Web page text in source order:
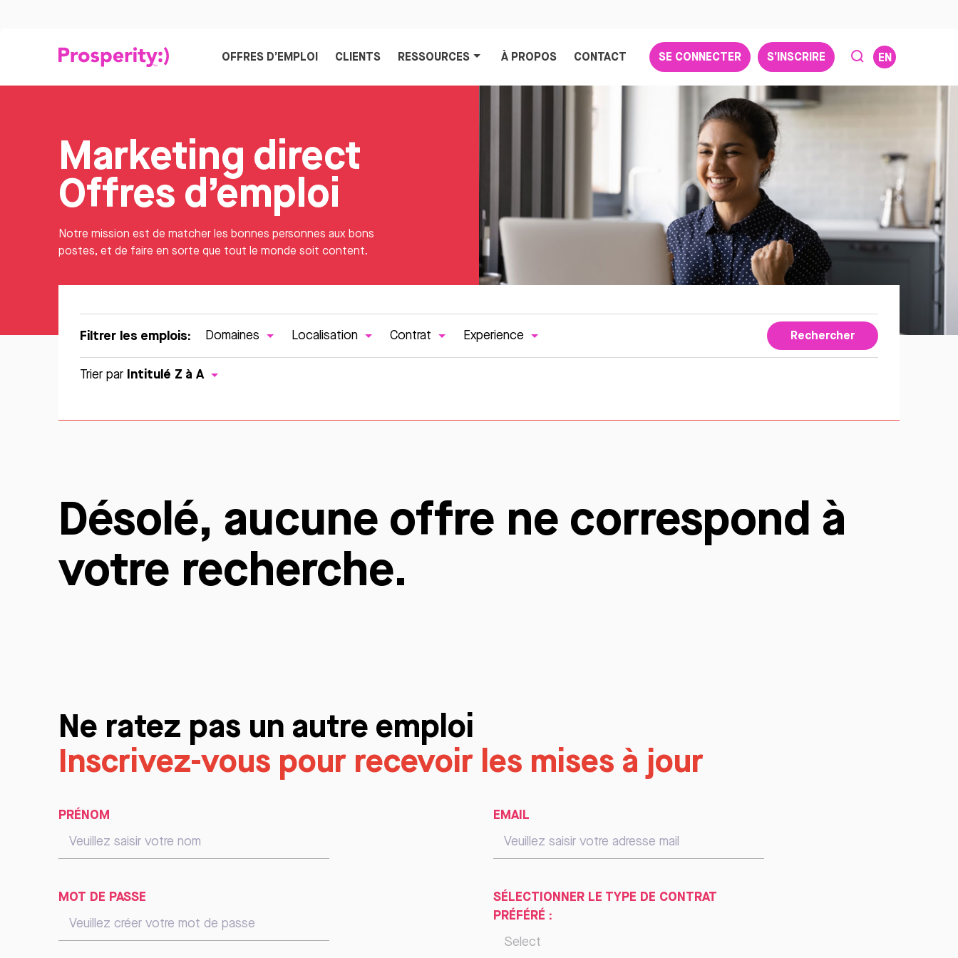
OFFRES D’EMPLOI CLIENTS RESSOURCES À PROPOS CONTACT SE CONNECTER S’INSCRIRE EN
Marketing direct
Offres d’emploi
Notre mission est de matcher les bonnes personnes aux bons
postes, et de faire en sorte que tout le monde soit content.
Filtrer les emplois: Domaines Localisation Contrat Experience Rechercher
Trier par Intitulé Z à A
Désolé, aucune offre ne correspond à
votre recherche.
Ne ratez pas un autre emploi
Inscrivez-vous pour recevoir les mises à jour
PRÉNOM EMAIL
MOT DE PASSE
SÉLECTIONNER LE TYPE DE CONTRAT
PRÉFÉRÉ :